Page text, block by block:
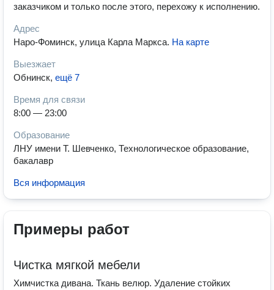
заказчиком и только после этого, перехожу к исполнению.
Адрес
Наро-Фоминск, улица Карла Маркса. На карте
Выезжает
Обнинск, ещё 7
Время для связи
8:00 — 23:00
Образование
ЛНУ имени Т. Шевченко, Технологическое образование,
бакалавр
Вся информация
Примеры работ
Чистка мягкой мебели
Химчистка дивана. Ткань велюр. Удаление стойких